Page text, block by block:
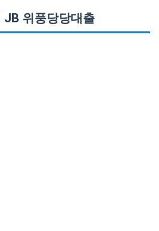
JB 위풍당당대출